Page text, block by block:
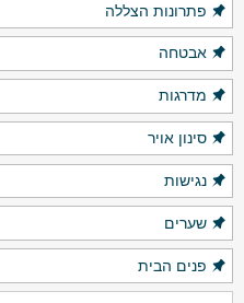
פתרונות הצללה
אבטחה
מדרגות
סינון אויר
נגישות
שערים
פנים הבית